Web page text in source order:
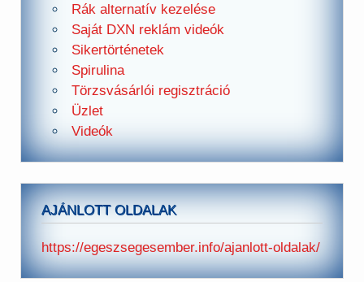
Rák alternatív kezelése
Saját DXN reklám videók
Sikertörténetek
Spirulina
Törzsvásárlói regisztráció
Üzlet
Videók
AJÁNLOTT OLDALAK
https://egeszsegesember.info/ajanlott-oldalak/